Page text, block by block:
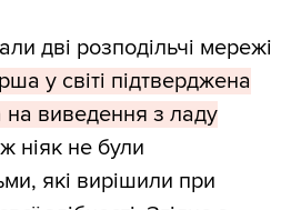
дві розподільчі мережі
у світі підтверджена
виведення з ладу
ніяк не були
які вирішили при